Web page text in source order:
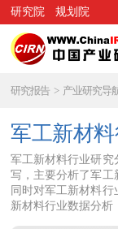
研究院 规划院
研究报告 > 产业研究导
军工新材
军工新材料行业研究
写，主要分析了军工
同时对军工新材料
新材料行业数据分析